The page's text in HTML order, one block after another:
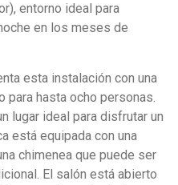
entorno ideal para
en los meses de
esta instalación con una
para hasta ocho personas.
lugar ideal para disfrutar un
está equipada con una
chimenea que puede ser
El salón está abierto